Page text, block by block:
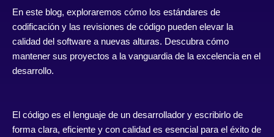
En este blog, exploraremos cómo los estándares de
codificación y las revisiones de código pueden elevar la
calidad del software a nuevas alturas. Descubra cómo
mantener sus proyectos a la vanguardia de la excelencia en el
desarrollo.
El código es el lenguaje de un desarrollador y escribirlo de
forma clara, eficiente y con calidad es esencial para el éxito de